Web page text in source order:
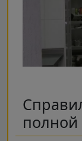
полной